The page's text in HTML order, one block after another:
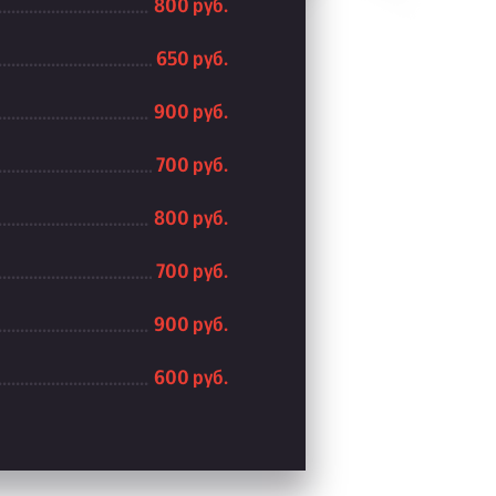
800 руб.
650 руб.
900 руб.
700 руб.
800 руб.
700 руб.
900 руб.
600 руб.